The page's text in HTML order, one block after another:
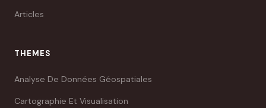
Articles
THEMES
Analyse De Données Géospatiales
Cartographie Et Visualisation